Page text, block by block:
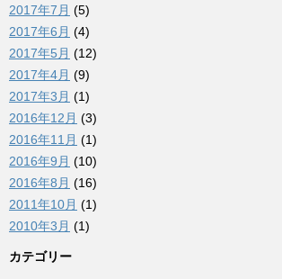
2017年7月 (5)
2017年6月 (4)
2017年5月 (12)
2017年4月 (9)
2017年3月 (1)
2016年12月 (3)
2016年11月 (1)
2016年9月 (10)
2016年8月 (16)
2011年10月 (1)
2010年3月 (1)
カテゴリー